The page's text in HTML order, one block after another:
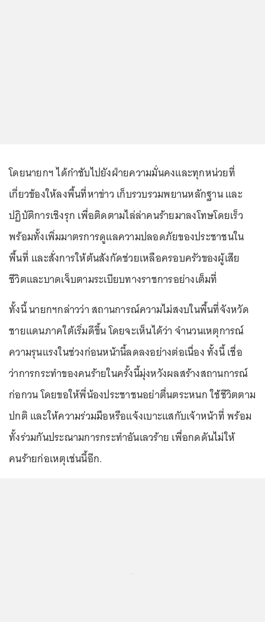
โดยนายกฯ ได้กำชับไปยังฝ่ายความมั่นคงและทุกหน่วยที่
เกี่ยวข้องให้ลงพื้นที่หาข่าว เก็บรวบรวมพยานหลักฐาน และ
ปฏิบัติการเชิงรุก เพื่อติดตามไล่ล่าคนร้ายมาลงโทษโดยเร็ว
พร้อมทั้งเพิ่มมาตรการดูแลความปลอดภัยของประชาชนใน
พื้นที่ และสั่งการให้ต้นสังกัดช่วยเหลือครอบครัวของผู้เสีย
ชีวิตและบาดเจ็บตามระเบียบทางราชการอย่างเต็มที่
ทั้งนี้ นายกฯกล่าวว่า สถานการณ์ความไม่สงบในพื้นที่จังหวัด
ชายแดนภาคใต้เริ่มดีขึ้น โดยจะเห็นได้ว่า จำนวนเหตุการณ์
ความรุนแรงในช่วงก่อนหน้านี้ลดลงอย่างต่อเนื่อง ทั้งนี้ เชื่อ
ว่าการกระทำของคนร้ายในครั้งนี้มุ่งหวังผลสร้างสถานการณ์
ก่อกวน โดยขอให้พี่น้องประชาชนอย่าตื่นตระหนก ใช้ชีวิตตาม
ปกติ และให้ความร่วมมือหรือแจ้งเบาะแสกับเจ้าหน้าที่ พร้อม
ทั้งร่วมกันประณามการกระทำอันเลวร้าย เพื่อกดดันไม่ให้
คนร้ายก่อเหตุเช่นนี้อีก.